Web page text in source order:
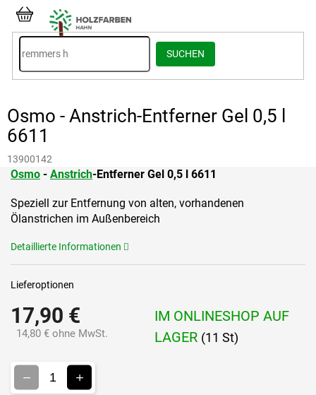
Inhalt
springen
SUCHEN
WARENKORB
Osmo - Anstrich-Entferner Gel 0,5 l
6611
13900142
17,90 €
14,80 € ohne MwSt.
IM ONLINESHOP AUF
LAGER (11 St)
Lieferoptionen
Osmo - Anstrich-Entferner Gel 0,5 l 6611
Speziell zur Entfernung von alten, vorhandenen
Ölanstrichen im Außenbereich
Detaillierte Informationen